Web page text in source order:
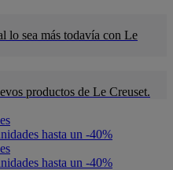
lo sea más todavía con Le
productos de Le Creuset.
hasta un -40%
hasta un -40%